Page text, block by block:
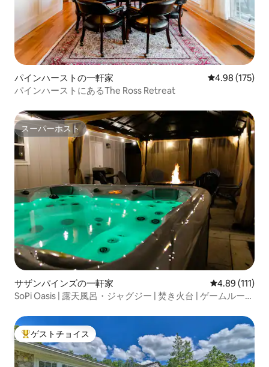
パインハーストの一軒家 レビュー175
4.98 (175)
パインハーストにあるThe Ross Retreat
スーパーホスト
スーパーホスト
サザンパインズの一軒家 レビュー111
4.89 (111)
SoPi Oasis | 露天風呂・ジャグジー | 焚き火台 | ゲームルーム
大好評のゲストチョイスです。
ゲストチョイス